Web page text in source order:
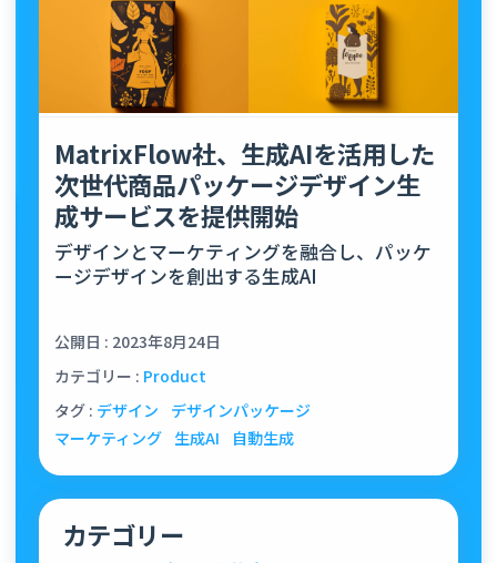
MatrixFlow社、生成AIを活用した
次世代商品パッケージデザイン生
成サービスを提供開始
デザインとマーケティングを融合し、パッケ
ージデザインを創出する生成AI
公開日 : 2023年8月24日
カテゴリー : Product
タグ : デザイン
デザインパッケージ
マーケティング 生成AI 自動生成
カテゴリー